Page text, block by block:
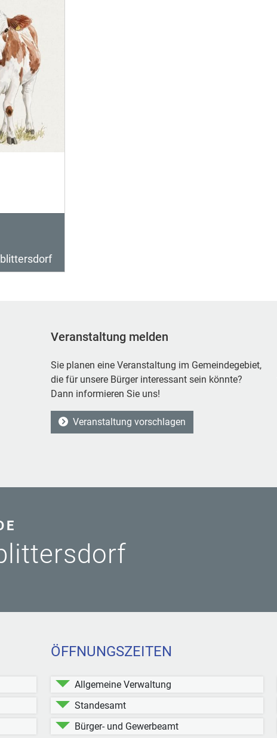
Veranstaltung melden
Sie planen eine Veranstaltung im Gemeindegebiet,
die für unsere Bürger interessant sein könnte?
Dann informieren Sie uns!
Veranstaltung vorschlagen
ÖFFNUNGSZEITEN
Allgemeine Verwaltung
Standesamt
Bürger- und Gewerbeamt